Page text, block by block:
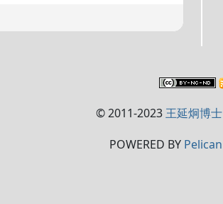
© 2011-2023 王延炯博士
POWERED BY Pelican